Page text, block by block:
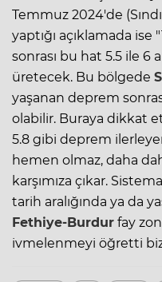
Temmuz 2024'de
yaptığı açıklamada ise
sonrası bu hat 5.5 ile 6
üretecek. Bu bölgede
yaşanan deprem
olabilir. Buraya dikkat
5.8 gibi deprem
hemen olmaz, daha
karşımıza çıkar.
tarih aralığında ya da
Fethiye-Burdur fay
ivmelenmeyi öğretti